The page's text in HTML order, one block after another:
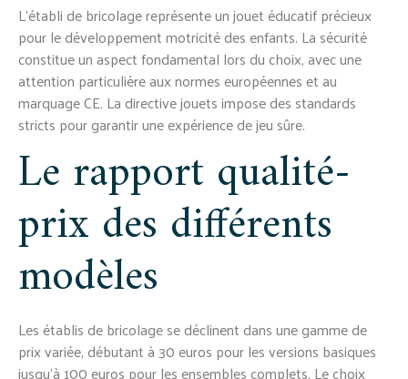
L'établi de bricolage représente un jouet éducatif précieux
pour le développement motricité des enfants. La sécurité
constitue un aspect fondamental lors du choix, avec une
attention particulière aux normes européennes et au
marquage CE. La directive jouets impose des standards
stricts pour garantir une expérience de jeu sûre.
Le rapport qualité-
prix des différents
modèles
Les établis de bricolage se déclinent dans une gamme de
prix variée, débutant à 30 euros pour les versions basiques
jusqu'à 100 euros pour les ensembles complets. Le choix